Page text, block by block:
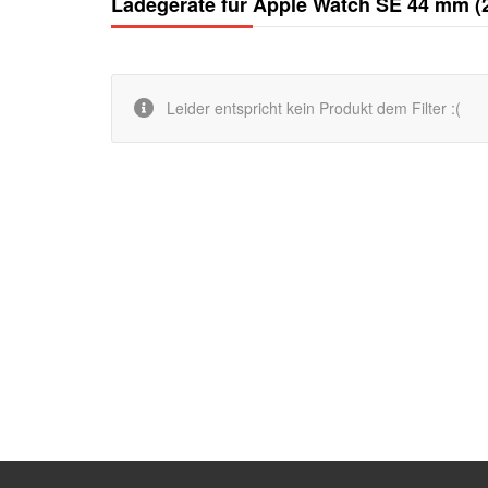
Leider entspricht kein Produkt dem Filter :(